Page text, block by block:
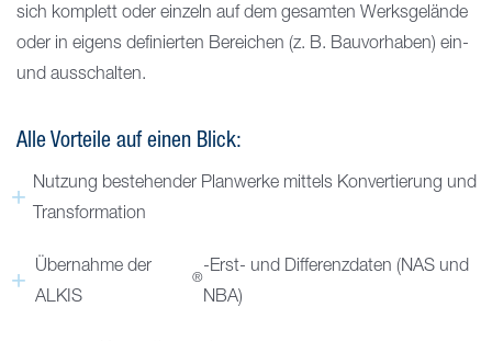
sich komplett oder einzeln auf dem gesamten Werksgelände
oder in eigens definierten Bereichen (z. B. Bauvorhaben) ein-
und ausschalten.
Alle Vorteile auf einen Blick:
Nutzung bestehender Planwerke mittels Konvertierung und
Transformation
Übernahme der
ALKIS
®
-Erst- und Differenzdaten (NAS und
NBA)